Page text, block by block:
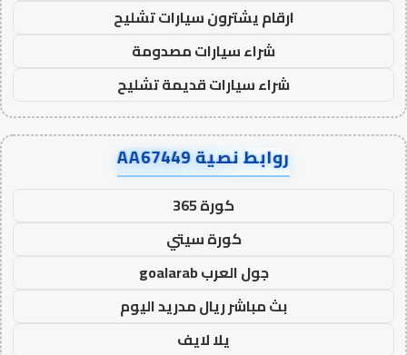
ارقام يشترون سيارات تشليح
شراء سيارات مصدومة
شراء سيارات قديمة تشليح
روابط نصية AA67449
كورة 365
كورة سيتي
جول العرب goalarab
بث مباشر ريال مدريد اليوم
يلا لايف